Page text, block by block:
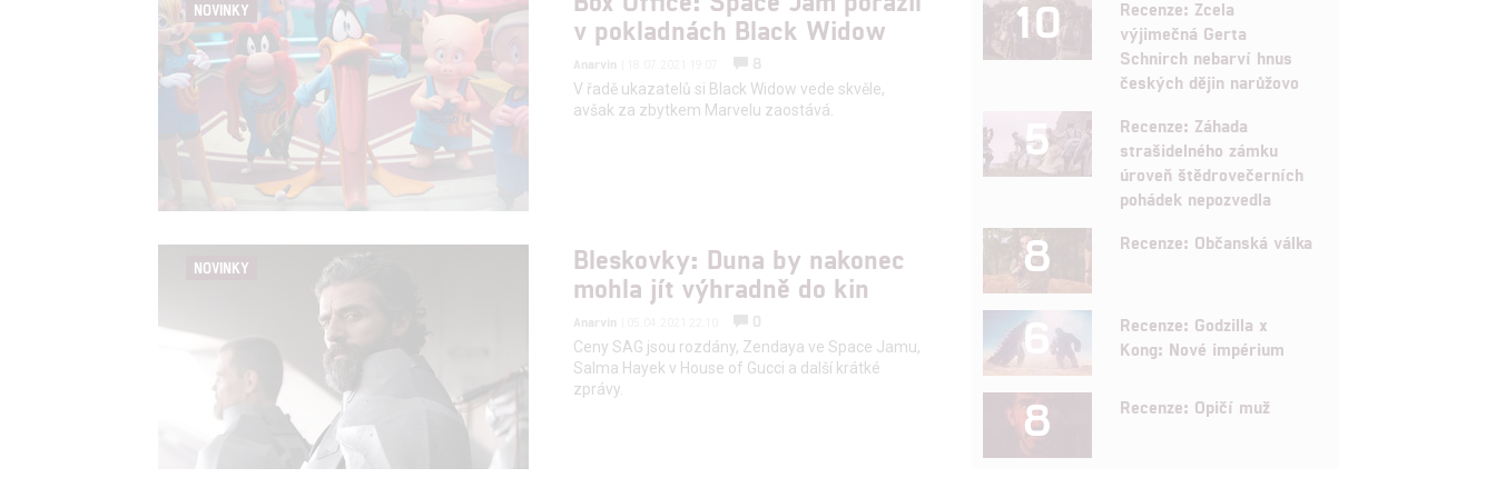
NOVINKY
v pokladnách Black Widow
Anarvin
8
V řadě ukazatelů si Black Widow vede skvěle,
avšak za zbytkem Marvelu zaostává.
NOVINKY
Bleskovky: Duna by nakonec
mohla jít výhradně do kin
Anarvin
0
Ceny SAG jsou rozdány, Zendaya ve Space Jamu,
Salma Hayek v House of Gucci a další krátké
zprávy.
10
Recenze: Zcela
výjimečná Gerta
Schnirch nebarví hnus
českých dějin narůžovo
5
Recenze: Záhada
strašidelného zámku
úroveň štědrovečerních
pohádek nepozvedla
8 Recenze: Občanská válka
6
Recenze: Godzilla x
Kong: Nové impérium
8 Recenze: Opičí muž